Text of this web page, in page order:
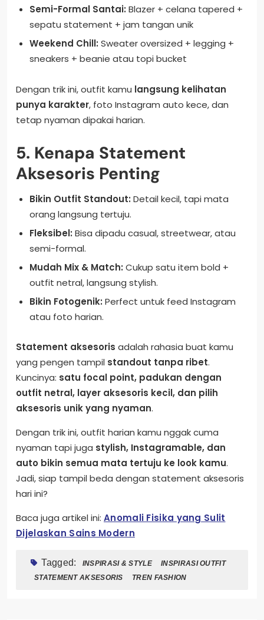
Semi-Formal Santai: Blazer + celana tapered +
sepatu statement + jam tangan unik
Weekend Chill: Sweater oversized + legging +
sneakers + beanie atau topi bucket
Dengan trik ini, outfit kamu langsung kelihatan
punya karakter, foto Instagram auto kece, dan
tetap nyaman dipakai harian.
5. Kenapa Statement
Aksesoris Penting
Bikin Outfit Standout: Detail kecil, tapi mata
orang langsung tertuju.
Fleksibel: Bisa dipadu casual, streetwear, atau
semi-formal.
Mudah Mix & Match: Cukup satu item bold +
outfit netral, langsung stylish.
Bikin Fotogenik: Perfect untuk feed Instagram
atau foto harian.
Statement aksesoris adalah rahasia buat kamu
yang pengen tampil standout tanpa ribet.
Kuncinya: satu focal point, padukan dengan
outfit netral, layer aksesoris kecil, dan pilih
aksesoris unik yang nyaman.
Dengan trik ini, outfit harian kamu nggak cuma
nyaman tapi juga stylish, Instagramable, dan
auto bikin semua mata tertuju ke look kamu.
Jadi, siap tampil beda dengan statement aksesoris
hari ini?
Baca juga artikel ini: Anomali Fisika yang Sulit
Dijelaskan Sains Modern
Tagged: INSPIRASI & STYLE
INSPIRASI OUTFIT
STATEMENT AKSESORIS
TREN FASHION